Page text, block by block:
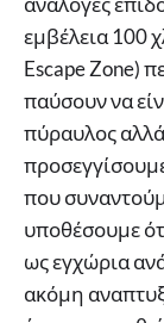
εμβέλεια 100
Escape Zone)
παύσουν να
πύραυλος
που
υποθέσουμε
ως εγχώρια
ακόμη